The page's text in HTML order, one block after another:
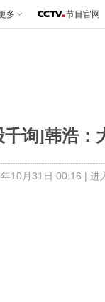
多 节目官网
千询]韩浩：
10月31日 00:16 | 进